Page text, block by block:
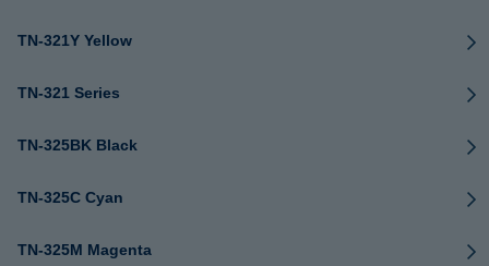
TN-321Y Yellow
TN-321 Series
TN-325BK Black
TN-325C Cyan
TN-325M Magenta